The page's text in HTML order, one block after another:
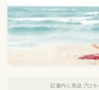
記事内に商品プロ